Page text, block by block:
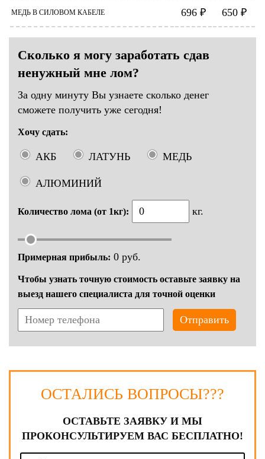
МЕДЬ В СИЛОВОМ КАБЕЛЕ 696 ₽ 650 ₽
Сколько я могу заработать сдав
ненужный мне лом?
За одну минуту Вы узнаете сколько денег
сможете получить уже сегодня!
Хочу сдать:
АКБ ЛАТУНЬ МЕДЬ
АЛЮМИНИЙ
Количество лома (от 1кг): кг.
Примерная прибыль: 0 руб.
Чтобы узнать точную стоимость оставьте заявку на
выезд нашего специалиста для точной оценки
Отправить
ОСТАЛИСЬ ВОПРОСЫ???
ОСТАВЬТЕ ЗАЯВКУ И МЫ
ПРОКОНСУЛЬТИРУЕМ ВАС БЕСПЛАТНО!